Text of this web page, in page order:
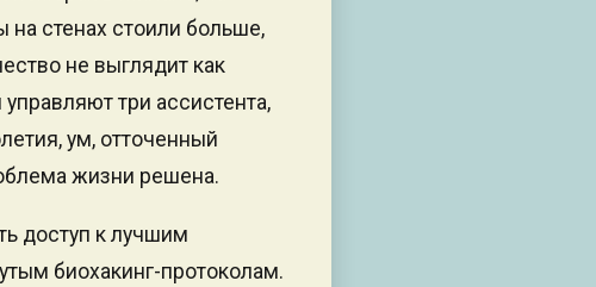
на стенах стоили больше,
не выглядит как
три ассистента,
ум, отточенный
жизни решена.
доступ к лучшим
биохакинг-протоколам.